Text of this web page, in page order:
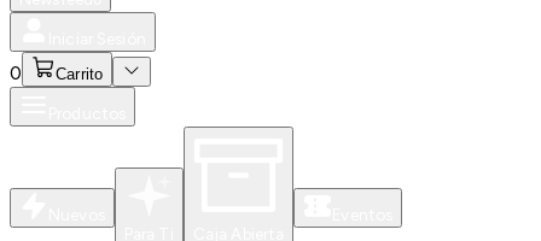
0 Carrito